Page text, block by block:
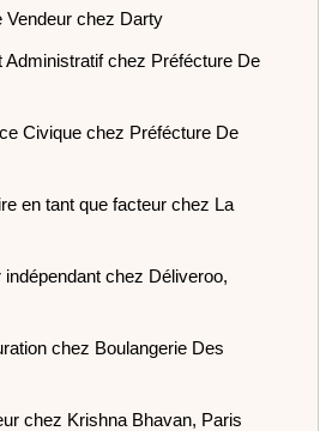
Vendeur chez Darty
Administratif chez Préfécture De
Civique chez Préfécture De
en tant que facteur chez La
indépendant chez Déliveroo,
chez Boulangerie Des
chez Krishna Bhavan, Paris